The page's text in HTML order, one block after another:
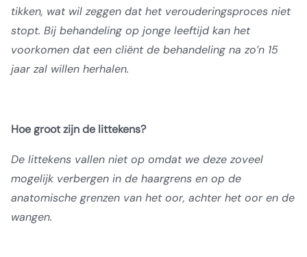
tikken, wat wil zeggen dat het verouderingsproces niet
stopt. Bij behandeling op jonge leeftijd kan het
voorkomen dat een cliënt de behandeling na zo’n 15
jaar zal willen herhalen.
Hoe groot zijn de littekens?
De littekens vallen niet op omdat we deze zoveel
mogelijk verbergen in de haargrens en op de
anatomische grenzen van het oor, achter het oor en de
wangen.